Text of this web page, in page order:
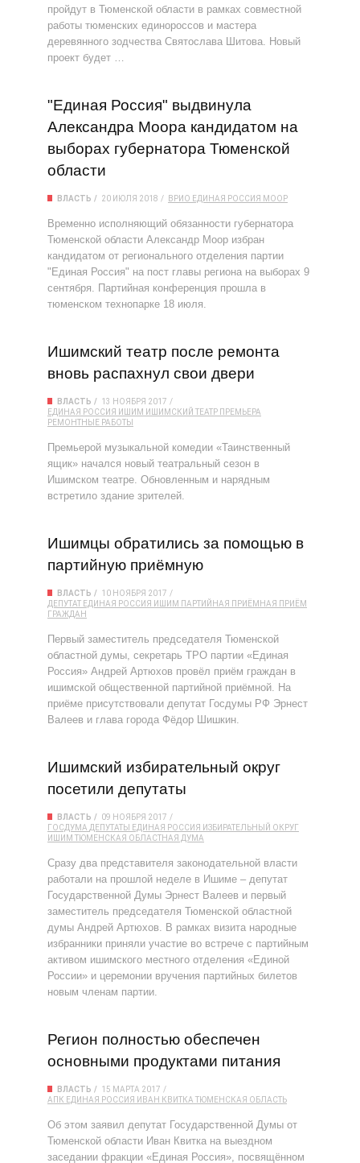
пройдут в Тюменской области в рамках совместной
работы тюменских единороссов и мастера
деревянного зодчества Святослава Шитова. Новый
проект будет …
"Единая Россия" выдвинула
Александра Моора кандидатом на
выборах губернатора Тюменской
области
ВЛАСТЬ 20 ИЮЛЯ 2018 ВРИО ЕДИНАЯ РОССИЯ МООР
Временно исполняющий обязанности губернатора
Тюменской области Александр Моор избран
кандидатом от регионального отделения партии
"Единая Россия" на пост главы региона на выборах 9
сентября. Партийная конференция прошла в
тюменском технопарке 18 июля.
Ишимский театр после ремонта
вновь распахнул свои двери
ВЛАСТЬ
13 НОЯБРЯ 2017
ЕДИНАЯ РОССИЯ ИШИМ ИШИМСКИЙ ТЕАТР ПРЕМЬЕРА
РЕМОНТНЫЕ РАБОТЫ
Премьерой музыкальной комедии «Таинственный
ящик» начался новый театральный сезон в
Ишимском театре. Обновленным и нарядным
встретило здание зрителей.
Ишимцы обратились за помощью в
партийную приёмную
ВЛАСТЬ
10 НОЯБРЯ 2017
ДЕПУТАТ ЕДИНАЯ РОССИЯ ИШИМ ПАРТИЙНАЯ ПРИЁМНАЯ ПРИЁМ
ГРАЖДАН
Первый заместитель председателя Тюменской
областной думы, секретарь ТРО партии «Единая
Россия» Андрей Артюхов провёл приём граждан в
ишимской общественной партийной приёмной. На
приёме присутствовали депутат Госдумы РФ Эрнест
Валеев и глава города Фёдор Шишкин.
Ишимский избирательный округ
посетили депутаты
ВЛАСТЬ
09 НОЯБРЯ 2017
ГОСДУМА ДЕПУТАТЫ ЕДИНАЯ РОССИЯ ИЗБИРАТЕЛЬНЫЙ ОКРУГ
ИШИМ ТЮМЕНСКАЯ ОБЛАСТНАЯ ДУМА
Сразу два представителя законодательной власти
работали на прошлой неделе в Ишиме – депутат
Государственной Думы Эрнест Валеев и первый
заместитель председателя Тюменской областной
думы Андрей Артюхов. В рамках визита народные
избранники приняли участие во встрече с партийным
активом ишимского местного отделения «Единой
России» и церемонии вручения партийных билетов
новым членам партии.
Регион полностью обеспечен
основными продуктами питания
ВЛАСТЬ
15 МАРТА 2017
АПК ЕДИНАЯ РОССИЯ ИВАН КВИТКА ТЮМЕНСКАЯ ОБЛАСТЬ
Об этом заявил депутат Государственной Думы от
Тюменской области Иван Квитка на выездном
заседании фракции «Единая Россия», посвящённом